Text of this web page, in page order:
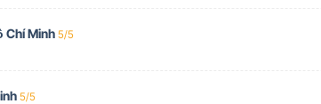
Chí Minh 5/5
5/5